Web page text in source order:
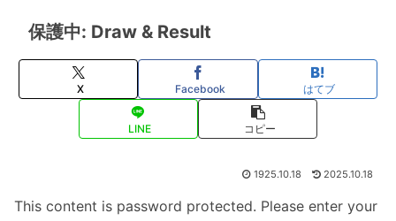
保護中: Draw & Result
X Facebook はてブ
LINE コピー
1925.10.18 2025.10.18
This content is password protected. Please enter your